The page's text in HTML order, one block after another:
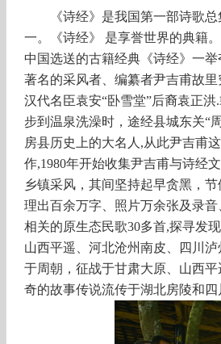
《诗经》是我国第一部诗歌
一。
《诗经》 是享誉世界的典籍。
中国选送的古籍经典《诗经》一
著名的采风者、编纂者尹吉甫故
汉代名臣袁安“卧雪堂”后裔袁正
步到温泉洗澡时，途经县城东关“
房县历史上的大名人,从此尹吉甫
作,1980年开始收集尹吉甫与诗经
乡镇采风，其间坚持起早贪黑，
理出百余万字、照片万余张及录
相关的原生态民歌30多首,探寻发
山西平遥、河北沧州南皮、四川
于周朝，征战于甘肃大原、山西
奇的故事传说流传于湖北房陵和四